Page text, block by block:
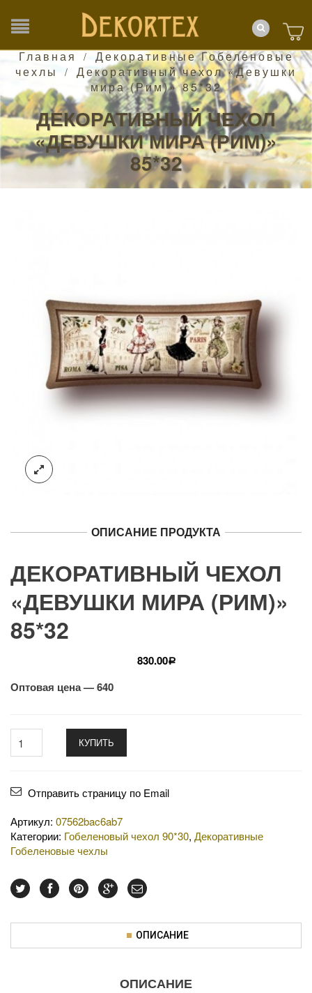
Главная /
Декоративные Гобеленовые
чехлы
/
Декоративный чехол «Девушки
мира (Рим)» 85*32
ДЕКОРАТИВНЫЙ ЧЕХОЛ
«ДЕВУШКИ МИРА (РИМ)»
85*32
ОПИСАНИЕ ПРОДУКТА
ДЕКОРАТИВНЫЙ ЧЕХОЛ
«ДЕВУШКИ МИРА (РИМ)»
85*32
830.00Р
Оптовая цена — 640
КУПИТЬ
Отправить страницу по Email
Артикул: 07562bac6ab7
Категории: Гобеленовый чехол 90*30, Декоративные
Гобеленовые чехлы
ОПИСАНИЕ
ОПИСАНИЕ